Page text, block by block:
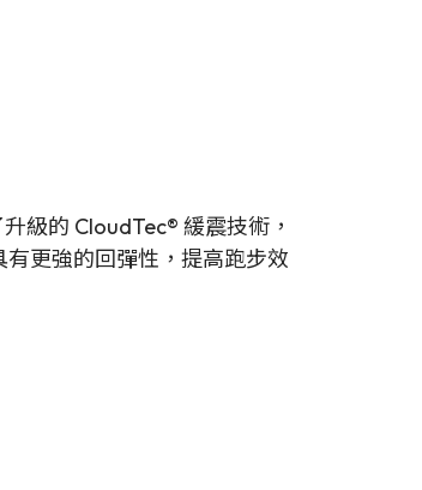
級的 CloudTec® 緩震技術，
更強的回彈性，提高跑步效